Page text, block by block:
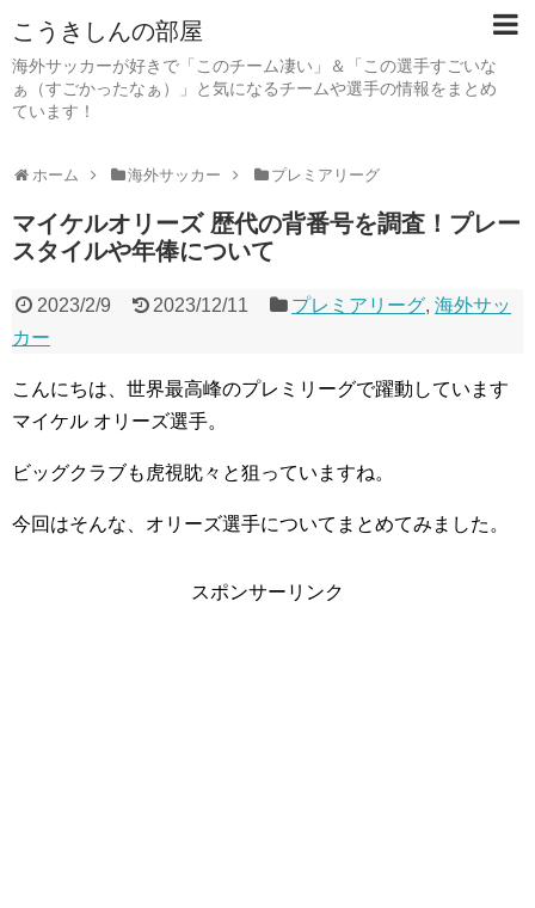
こうきしんの部屋
海外サッカーが好きで「このチーム凄い」＆「この選手すごいな
ぁ（すごかったなぁ）」と気になるチームや選手の情報をまとめ
ています！
ホーム 海外サッカー プレミアリーグ
マイケルオリーズ 歴代の背番号を調査！プレー
スタイルや年俸について
2023/2/9 2023/12/11 プレミアリーグ,海外サッ
カー
こんにちは、世界最高峰のプレミリーグで躍動しています
マイケル オリーズ選手。
ビッグクラブも虎視眈々と狙っていますね。
今回はそんな、オリーズ選手についてまとめてみました。
スポンサーリンク